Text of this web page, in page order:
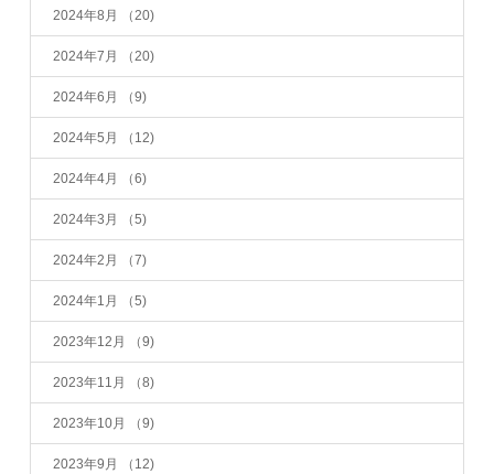
2024年8月 （20)
2024年7月 （20)
2024年6月 （9)
2024年5月 （12)
2024年4月 （6)
2024年3月 （5)
2024年2月 （7)
2024年1月 （5)
2023年12月 （9)
2023年11月 （8)
2023年10月 （9)
2023年9月 （12)